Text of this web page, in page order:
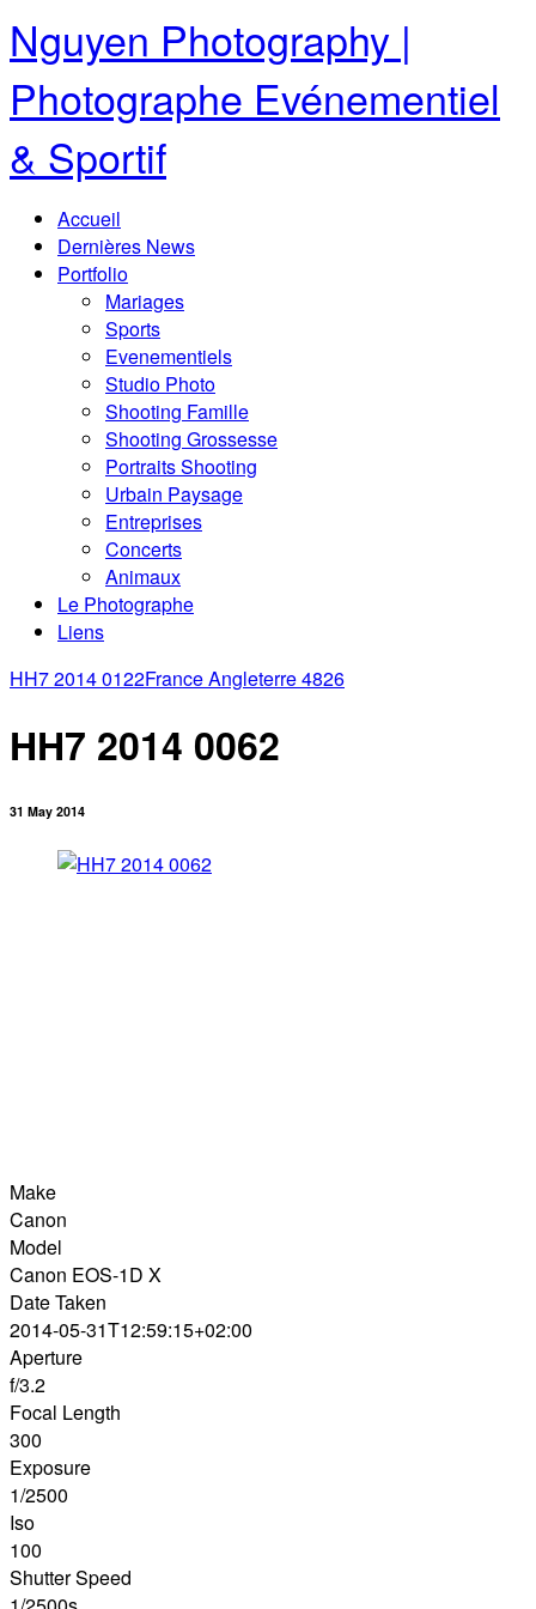
Nguyen Photography |
Photographe Evénementiel
& Sportif
Accueil
Dernières News
Portfolio
Mariages
Sports
Evenementiels
Studio Photo
Shooting Famille
Shooting Grossesse
Portraits Shooting
Urbain Paysage
Entreprises
Concerts
Animaux
Le Photographe
Liens
HH7 2014 0122France Angleterre 4826
HH7 2014 0062
31 May 2014
Make
Canon
Model
Canon EOS-1D X
Date Taken
2014-05-31T12:59:15+02:00
Aperture
f/3.2
Focal Length
300
Exposure
1/2500
Iso
100
Shutter Speed